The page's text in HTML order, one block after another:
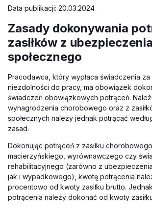
Data publikacji: 20.03.2024
Zasady dokonywania
zasiłków z ubezpieczenia
społecznego
Pracodawca, który wypłaca świadczenia za
niezdolności do pracy, ma obowiązek
świadczeń obowiązkowych potrąceń.
wynagrodzenia chorobowego oraz z
społecznych należy jednak potrącać
zasad.
Dokonując potrąceń z zasiłku
macierzyńskiego, wyrównawczego czy
rehabilitacyjnego (zarówno z
jak i wypadkowego), kwotę potrącenia
procentowo od kwoty zasiłku brutto.
potrącenia należy dokonać od kwoty